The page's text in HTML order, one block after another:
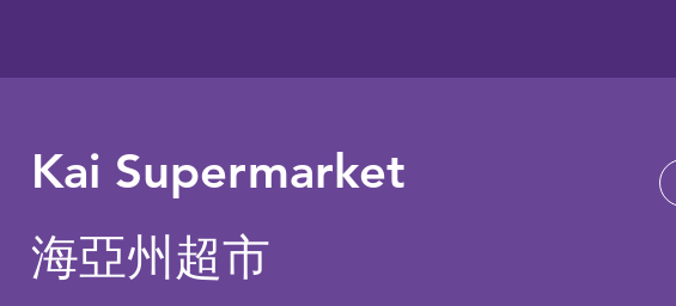
Kai Supermarket
海亞州超市